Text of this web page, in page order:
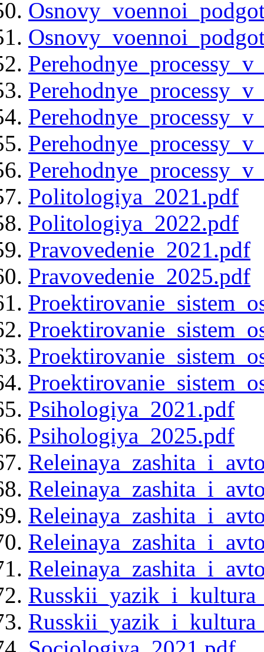
Politologiya_2021.pdf
Politologiya_2022.pdf
Pravovedenie_2021.pdf
Pravovedenie_2025.pdf
Psihologiya_2021.pdf
Psihologiya_2025.pdf